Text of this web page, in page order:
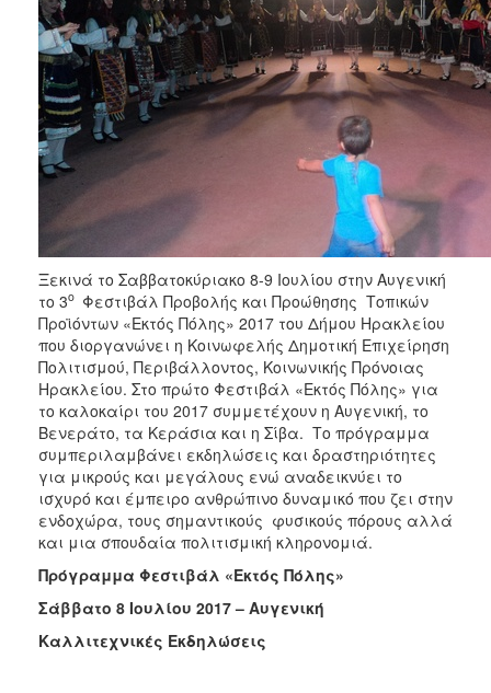
ΤΟΠΟΣ
ΠΟΛΙΤΙΣΜΟΣ
ΑΝΘΕΚΤΙΚΗ
Ξεκινά το Σαββατοκύριακο 8-9 Ιουλίου στην Αυγενική
το 3ο Φεστιβάλ Προβολής και Προώθησης Τοπικών
Προϊόντων «Εκτός Πόλης» 2017 του Δήμου Ηρακλείου
που διοργανώνει η Κοινωφελής Δημοτική Επιχείρηση
Πολιτισμού, Περιβάλλοντος, Κοινωνικής Πρόνοιας
Ηρακλείου. Στο πρώτο Φεστιβάλ «Εκτός Πόλης» για
το καλοκαίρι του 2017 συμμετέχουν η Αυγενική, το
Βενεράτο, τα Κεράσια και η Σίβα. Το πρόγραμμα
συμπεριλαμβάνει εκδηλώσεις και δραστηριότητες
για μικρούς και μεγάλους ενώ αναδεικνύει το
ισχυρό και έμπειρο ανθρώπινο δυναμικό που ζει στην
ενδοχώρα, τους σημαντικούς φυσικούς πόρους αλλά
και μια σπουδαία πολιτισμική κληρονομιά.
Πρόγραμμα Φεστιβάλ «Εκτός Πόλης»
Σάββατο 8 Ιουλίου 2017 – Αυγενική
Καλλιτεχνικές Εκδηλώσεις